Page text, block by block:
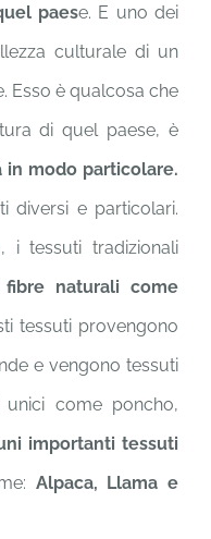
paese. E uno dei
culturale di un
Esso è qualcosa che
di quel paese, è
in modo particolare.
diversi e particolari.
i tessuti tradizionali
naturali come
tessuti provengono
e vengono tessuti
come poncho,
importanti tessuti
Alpaca, Llama e